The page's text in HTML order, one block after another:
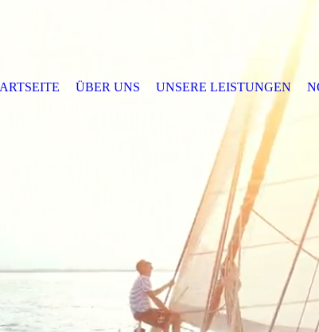
ÜBER UNS UNSERE LEISTUNGEN